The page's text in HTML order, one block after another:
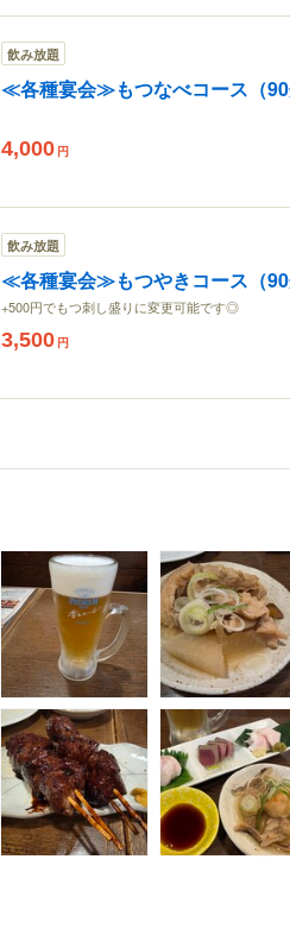
飲み放題
≪各種宴会≫もつなべコース（90
4,000 円
飲み放題
≪各種宴会≫もつやきコース（90
+500円でもつ刺し盛りに変更可能です◎
3,500 円